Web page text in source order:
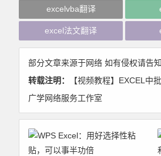
excelvba翻译
excel法文翻译
部分文章来源于网络 如有侵权请告
转载注明：
【视频教程】EXCEL中
广学网络服务工作室